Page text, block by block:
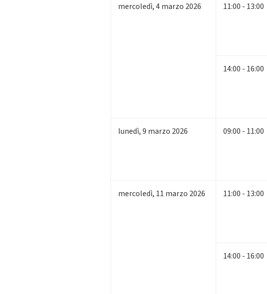
mercoledì,4marzo 2026 11:00 - 13:00
14:00 - 16:00
lunedì,9 marzo 2026 09:00 - 11:00
mercoledì, 11 marzo 2026 11:00 - 13:00
14:00 - 16:00